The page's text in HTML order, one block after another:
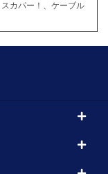
カパー！、ケーブル